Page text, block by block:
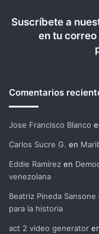
Suscríbete a
en tu
Comentarios
Jose Francisco Blanco
Carlos Sucre G. en
Eddie Ramirez en
venezolana
Beatriz Pineda Sansone
para la historia
act 2 video generator